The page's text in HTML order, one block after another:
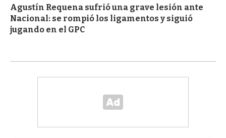
Agustín Requena sufrió una grave lesión ante
Nacional: se rompió los ligamentos y siguió
jugando en el GPC